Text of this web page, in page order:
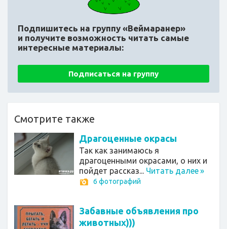
Подпишитесь на группу «Веймаранер»
и получите возможность читать самые
интересные материалы:
Подписаться на группу
Смотрите также
Драгоценные окрасы
Так как занимаюсь я
драгоценными окрасами, о них и
пойдет рассказ... Читать далее»
6 фотографий
Забавные объявления про
животных)))